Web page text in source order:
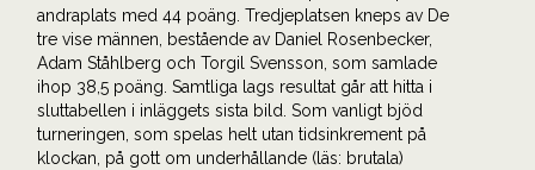
andraplats med 44 poäng. Tredjeplatsen kneps av De
tre vise männen, bestående av Daniel Rosenbecker,
Adam Ståhlberg och Torgil Svensson, som samlade
ihop 38,5 poäng. Samtliga lags resultat går att hitta i
sluttabellen i inläggets sista bild. Som vanligt bjöd
turneringen, som spelas helt utan tidsinkrement på
klockan, på gott om underhållande (läs: brutala)